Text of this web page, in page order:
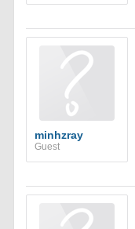
minhzray
Guest